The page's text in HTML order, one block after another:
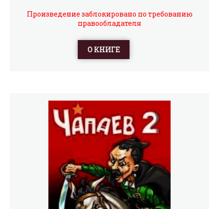
словно сверхволна сметает на своем пути принципы и
предрассудки. Но еще есть тайна. Его тайна. Низкая,
мстительные враги, бессмертная любовь и
всепоглащающая страсть, тонкий юмор и трогательные
Произведение заблокировано по требованию
правообладателя
О КНИГЕ